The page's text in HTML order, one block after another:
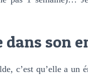
dans son
c’est qu’elle a un